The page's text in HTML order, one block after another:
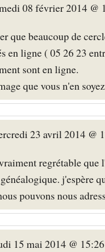
08 février 2014 @
que beaucoup de
en ligne ( 05 26 23
sont en ligne.
que vous n'en
23 avril 2014 @
regrétable que
j'espère
pouvons nous
15 mai 2014 @ 15:26